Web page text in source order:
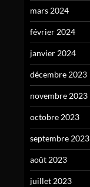
mars 2024
février 2024
janvier 2024
décembre 2023
novembre 2023
octobre 2023
septembre 2023
août 2023
juillet 2023